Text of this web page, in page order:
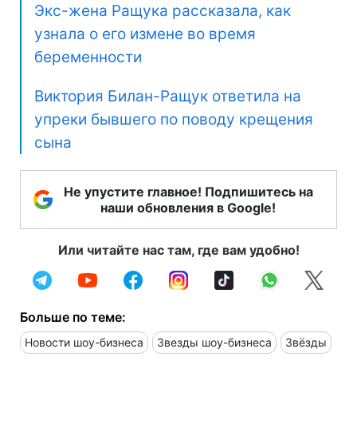
Экс-жена Ращука рассказала, как
узнала о его измене во время
беременности
Виктория Билан-Ращук ответила на
упреки бывшего по поводу крещения
сына
Не упустите главное! Подпишитесь на
наши обновления в Google!
Или читайте нас там, где вам удобно!
Больше по теме:
Новости шоу-бизнеса Звезды шоу-бизнеса Звёзды